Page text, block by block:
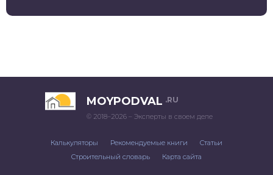
MOYPODVAL .RU
© 2018–2026 – Эксперты в своем деле
Калькуляторы Рекомендуемые книги
Статьи
Строительный словарь
Карта сайта